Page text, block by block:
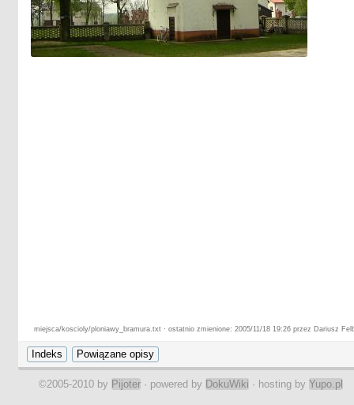
miejsca/koscioly/ploniawy_bramura.txt · ostatnio zmienione: 2005/11/18 19:26 przez Dariusz
©2005-2010 by Pijoter · powered by DokuWiki · hosting by Yupo.pl